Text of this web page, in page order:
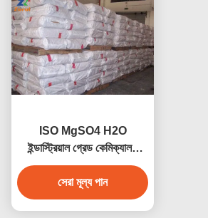
ISO MgSO4 H2O
ইন্ডাস্ট্রিয়াল গ্রেড কেমিক্যালস
ম্যাগনেসিয়াম সালফেটস
মনোহাইড্রেট CAS 14168-73-
1
সেরা মূল্য পান